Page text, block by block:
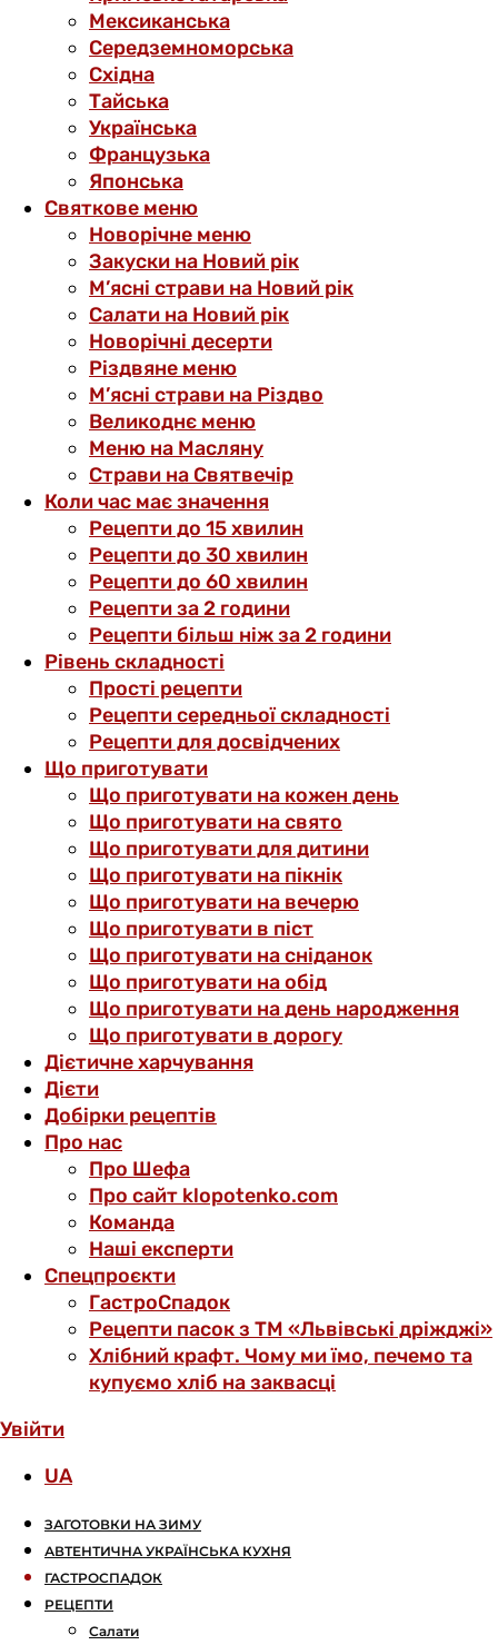
Мексиканська
Середземноморська
Східна
Тайська
Українська
Французька
Японська
Святкове меню
Новорічне меню
Закуски на Новий рік
М’ясні страви на Новий рік
Салати на Новий рік
Новорічні десерти
Різдвяне меню
М’ясні страви на Різдво
Великоднє меню
Меню на Масляну
Страви на Святвечір
Коли час має значення
Рецепти до 15 хвилин
Рецепти до 30 хвилин
Рецепти до 60 хвилин
Рецепти за 2 години
Рецепти більш ніж за 2 години
Рівень складності
Прості рецепти
Рецепти середньої складності
Рецепти для досвідчених
Що приготувати
Що приготувати на кожен день
Що приготувати на свято
Що приготувати для дитини
Що приготувати на пікнік
Що приготувати на вечерю
Що приготувати в піст
Що приготувати на сніданок
Що приготувати на обід
Що приготувати на день народження
Що приготувати в дорогу
Дієтичне харчування
Дієти
Добірки рецептів
Про нас
Про Шефа
Про сайт klopotenko.com
Команда
Наші експерти
Спецпроєкти
ГастроСпадок
Рецепти пасок з ТМ «Львівські дріжджі»
Хлібний крафт. Чому ми їмо, печемо та
купуємо хліб на заквасці
Увійти
UA
ЗАГОТОВКИ НА ЗИМУ
АВТЕНТИЧНА УКРАЇНСЬКА КУХНЯ
ГАСТРОСПАДОК
РЕЦЕПТИ
Салати